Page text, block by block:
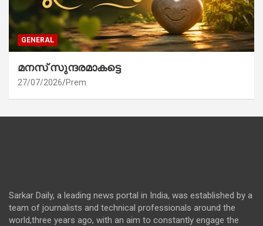
GENERAL
മനസ് സുന്ദരമാകട്ടെ
27/07/2026 Prem
Sarkar Daily, a leading news portal in India, was established by a
team of journalists and technical professionals around the
world,three years ago, with an aim to constantly engage the